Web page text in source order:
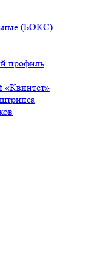
(БОКС)
профиль